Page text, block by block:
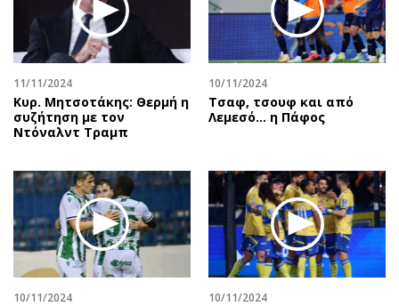
11/11/2024
Κυρ. Μητσοτάκης: Θερμή η
συζήτηση με τον
Ντόναλντ Τραμπ
10/11/2024
Τσαφ, τσουφ και από
Λεμεσό... η Πάφος
10/11/2024 10/11/2024